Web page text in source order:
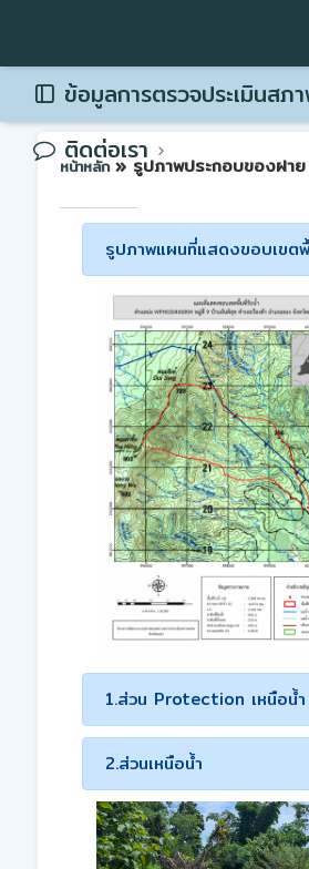
ข้อมูลการตรวจประเมินสภ
ติดต่อเรา
หน้าหลัก » รูปภาพประกอบของฝา
รูปภาพแผนที่แสดงขอบเขต
1.ส่วน Protection เหนือน้ำ
2.ส่วนเหนือน้ำ